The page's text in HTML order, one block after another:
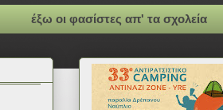
έξω οι φασίστες απ' τα σχολεία